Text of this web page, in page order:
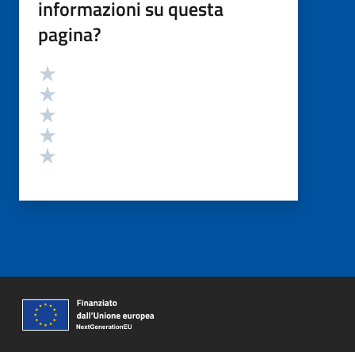
informazioni su questa
pagina?
Valutazione